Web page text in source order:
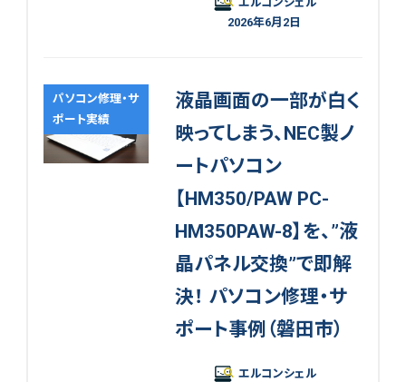
2026年6月2日
パソコン修理・サ
ポート実績
液晶画面の一部が白く
映ってしまう、NEC製ノ
ートパソコン
【HM350/PAW PC-
HM350PAW-8】を、”液
晶パネル交換”で即解
決！ パソコン修理・サ
ポート事例（磐田市）
エルコンシェル